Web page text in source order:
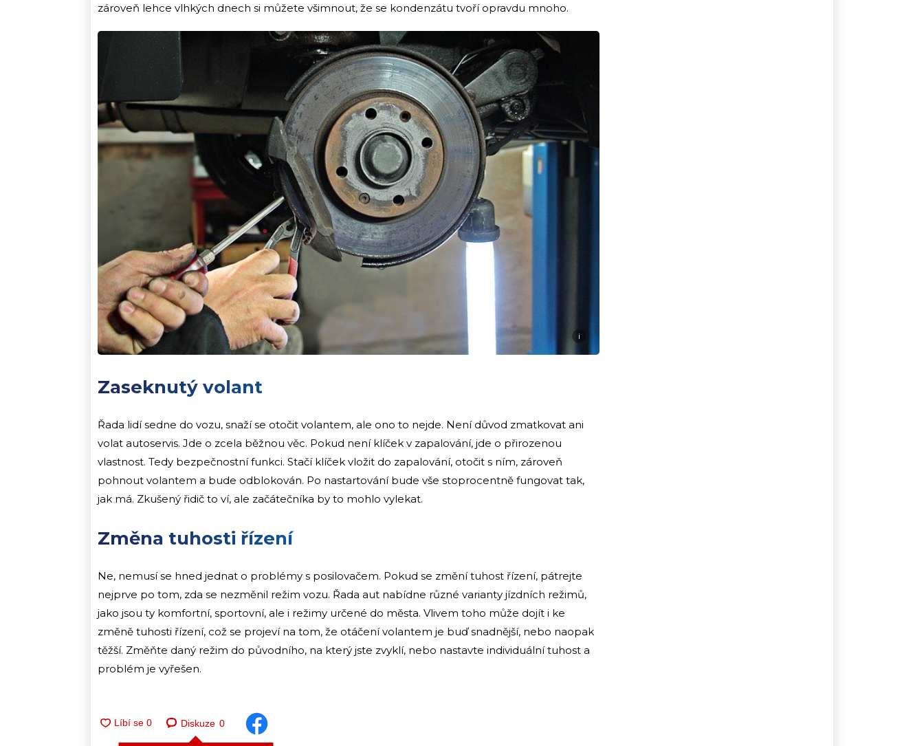
zároveň lehce vlhkých dnech si můžete všimnout, že se kondenzátu tvoří opravdu mnoho.
i
Zaseknutý volant
Řada lidí sedne do vozu, snaží se otočit volantem, ale ono to nejde. Není důvod zmatkovat ani
volat autoservis. Jde o zcela běžnou věc. Pokud není klíček v zapalování, jde o přirozenou
vlastnost. Tedy bezpečnostní funkci. Stačí klíček vložit do zapalování, otočit s ním, zároveň
pohnout volantem a bude odblokován. Po nastartování bude vše stoprocentně fungovat tak,
jak má. Zkušený řidič to ví, ale začátečníka by to mohlo vylekat.
Změna tuhosti řízení
Ne, nemusí se hned jednat o problémy s posilovačem. Pokud se změní tuhost řízení, pátrejte
nejprve po tom, zda se nezměnil režim vozu. Řada aut nabídne různé varianty jízdních režimů,
jako jsou ty komfortní, sportovní, ale i režimy určené do města. Vlivem toho může dojít i ke
změně tuhosti řízení, což se projeví na tom, že otáčení volantem je buď snadnější, nebo naopak
těžší. Změňte daný režim do původního, na který jste zvyklí, nebo nastavte individuální tuhost a
problém je vyřešen.
Diskuze 0